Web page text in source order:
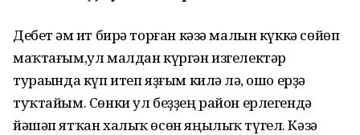
Дебет һәм ит бирә торған кәзә малын күккә сөйөп
маҡтағым,ул малдан күргән изгелектәр
тураһында күп итеп яҙғым килһә лә, ошо ерҙә
туҡтайым. Сөнки ул беҙҙең район ерлегендә
йәшәп ятҡан халыҡ өсөн яңылыҡ түгел. Кәзә